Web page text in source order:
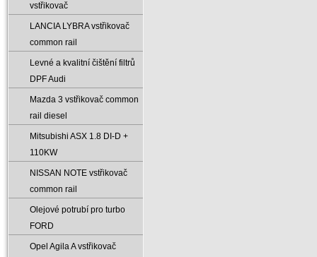
vstřikovač
LANCIA LYBRA vstřikovač
common rail
Levné a kvalitní čištění filtrů
DPF Audi
Mazda 3 vstřikovač common
rail diesel
Mitsubishi ASX 1.8 DI-D +
110KW
NISSAN NOTE vstřikovač
common rail
Olejové potrubí pro turbo
FORD
Opel Agila A vstřikovač